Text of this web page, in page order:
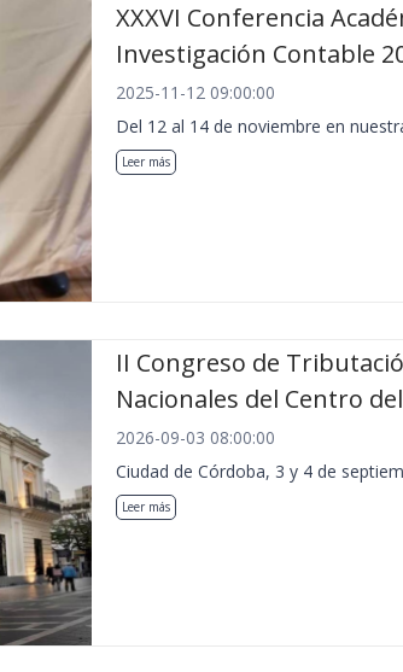
XXXVI Conferencia
Investigación Contable
2025-11-12 09:00:00
Del 12 al 14 de noviembre en
Leer más
II Congreso de
Nacionales del Centro
2026-09-03 08:00:00
Ciudad de Córdoba, 3 y 4 de
Leer más